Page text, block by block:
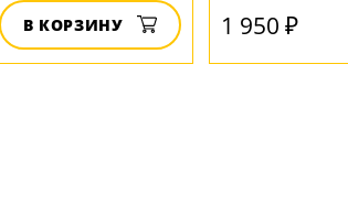
В КОРЗИНУ 1 950 ₽